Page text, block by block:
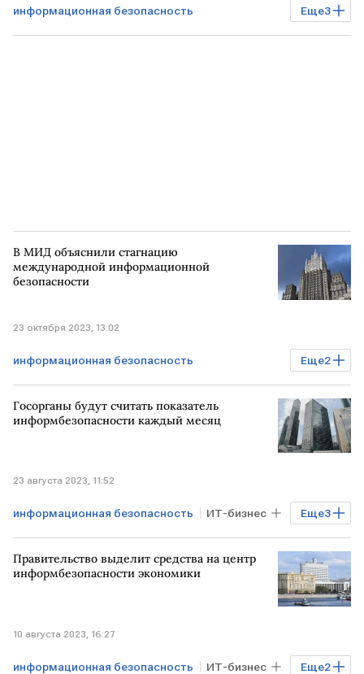
Еще3
информационная безопасность
Технологии РОССИЯ ИРАН
В МИД объяснили стагнацию
международной информационной
безопасности
23 октября 2023, 13:02
Еще2
информационная безопасность
Технологии РОССИЯ МИД
Госорганы будут считать показатель
информбезопасности каждый месяц
23 августа 2023, 11:52
Еще3
информационная безопасность ИТ-бизнес
Технологии РОССИЯ Минцифры
Правительство выделит средства на центр
информбезопасности экономики
10 августа 2023, 16:27
Еще2
информационная безопасность ИТ-бизнес